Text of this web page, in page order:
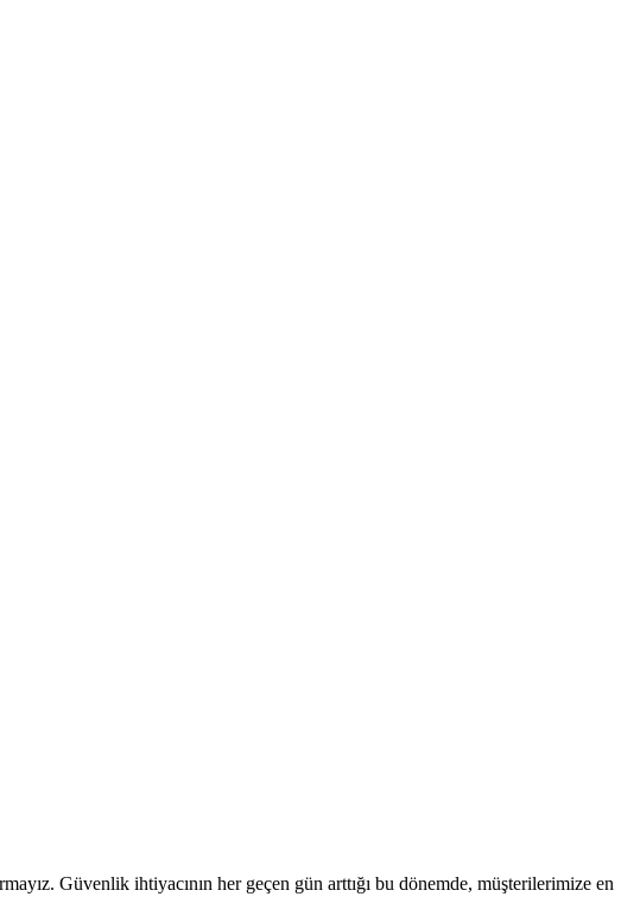
Güvenlik ihtiyacının her geçen gün arttığı bu dönemde, müşterilerimize en